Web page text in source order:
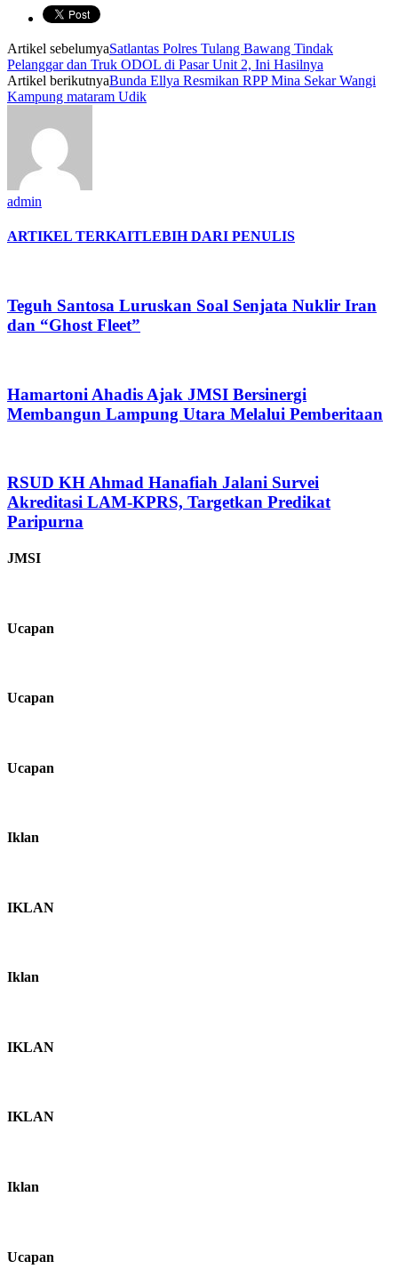
Artikel sebelumyaSatlantas Polres Tulang Bawang Tindak
Pelanggar dan Truk ODOL di Pasar Unit 2, Ini Hasilnya
Artikel berikutnyaBunda Ellya Resmikan RPP Mina Sekar Wangi
Kampung mataram Udik
admin
ARTIKEL TERKAITLEBIH DARI PENULIS
Teguh Santosa Luruskan Soal Senjata Nuklir Iran
dan “Ghost Fleet”
Hamartoni Ahadis Ajak JMSI Bersinergi
Membangun Lampung Utara Melalui Pemberitaan
RSUD KH Ahmad Hanafiah Jalani Survei
Akreditasi LAM-KPRS, Targetkan Predikat
Paripurna
JMSI
Ucapan
Ucapan
Ucapan
Iklan
IKLAN
Iklan
IKLAN
IKLAN
Iklan
Ucapan